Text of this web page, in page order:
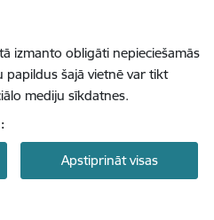
izmanto obligāti nepieciešamās
papildus šajā vietnē var tikt
mediju sīkdatnes.
Apstiprināt visas